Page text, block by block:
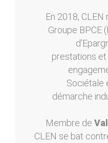
En 2018,
Groupe BPCE
prestations
Sociétale
démarche
Membre de
CLEN se bat